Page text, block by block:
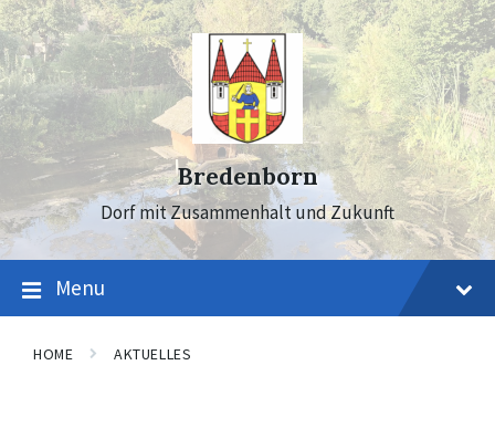
Skip
to
content
Skip
to
main
navigation
Skip
to
footer
Bredenborn
Dorf mit Zusammenhalt und Zukunft
Menu
HOME AKTUELLES